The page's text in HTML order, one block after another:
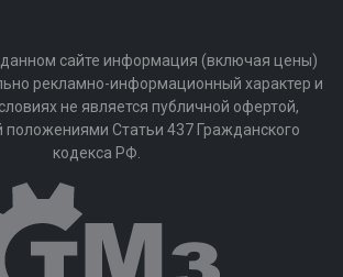
сайте информация (включая цены)
рекламно-информационный характер и
не является публичной офертой,
положениями Статьи 437 Гражданского
кодекса РФ.